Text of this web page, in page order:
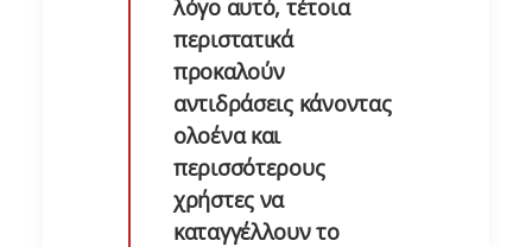
λόγο αυτό, τέτοια
περιστατικά
προκαλούν
αντιδράσεις κάνοντας
ολοένα και
περισσότερους
χρήστες να
καταγγέλλουν το